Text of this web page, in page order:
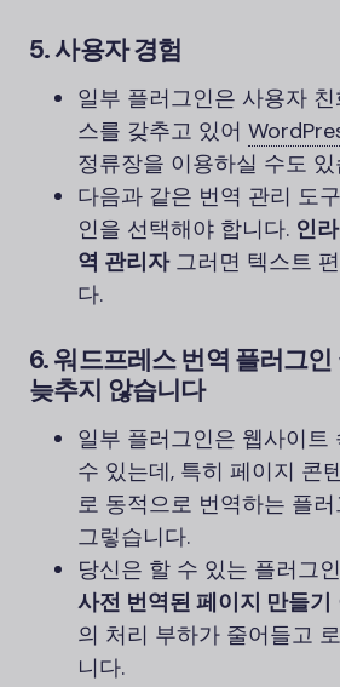
5.사용자 경험
일부 플러그인은 사용자
스를 갖추고 있어
정류장을 이용하실 수도 있
다음과 같은 번역 관리 도
인을 선택해야 합니다. 인
역 관리자그러면 텍스트
다.
6. 워드프레스 번역 플러그인
늦추지 않습니다
일부 플러그인은 웹사이트
수 있는데, 특히 페이지 콘
로 동적으로 번역하는 플
그렇습니다.
당신은 할 수 있는 플러그
사전 번역된 페이지 만들기
의 처리 부하가 줄어들고
니다.